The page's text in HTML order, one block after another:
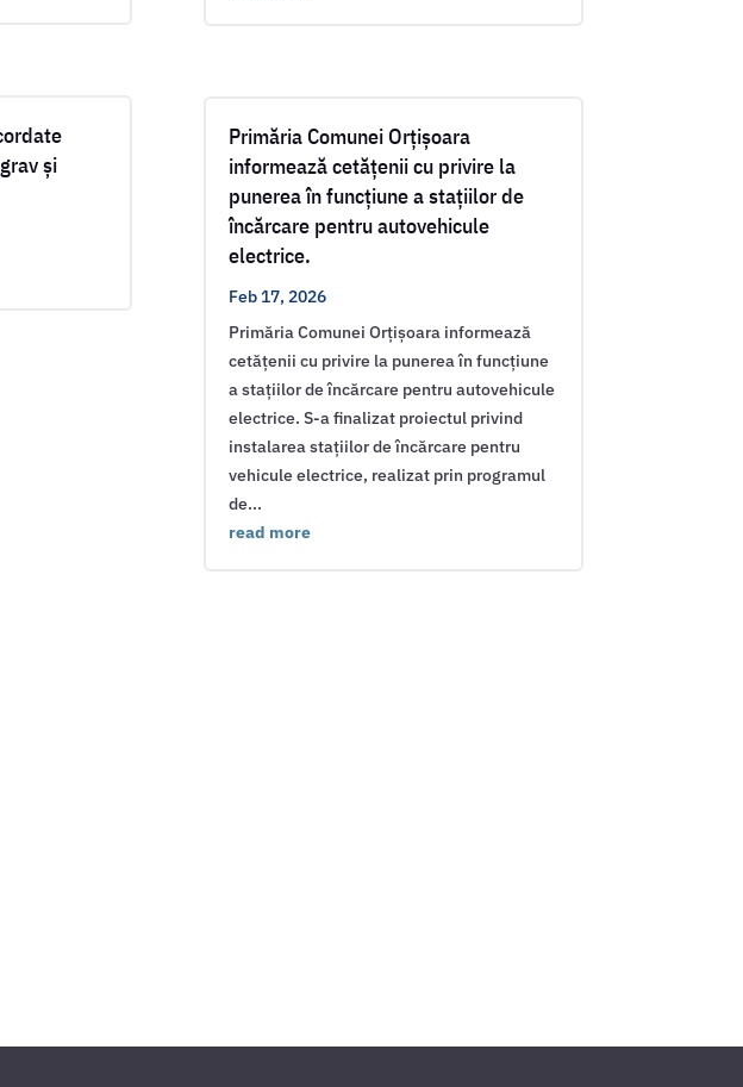
și
Primăria Comunei Orțișoara
informează cetățenii cu privire la
punerea în funcțiune a stațiilor de
încărcare pentru autovehicule
electrice.
Feb 17, 2026
Primăria Comunei Orțișoara informează
cetățenii cu privire la punerea în funcțiune
a stațiilor de încărcare pentru autovehicule
electrice. S-a finalizat proiectul privind
instalarea stațiilor de încărcare pentru
vehicule electrice, realizat prin programul
de...
read more